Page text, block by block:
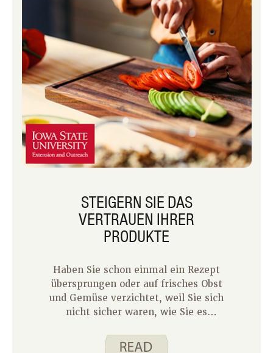
Hundehaare in und um unseren Garten.
STEIGERN SIE DAS
VERTRAUEN IHRER
PRODUKTE
Haben Sie schon einmal ein Rezept
übersprungen oder auf frisches Obst
und Gemüse verzichtet, weil Sie sich
nicht sicher waren, wie Sie es
sind nicht allein! Frische Produkte